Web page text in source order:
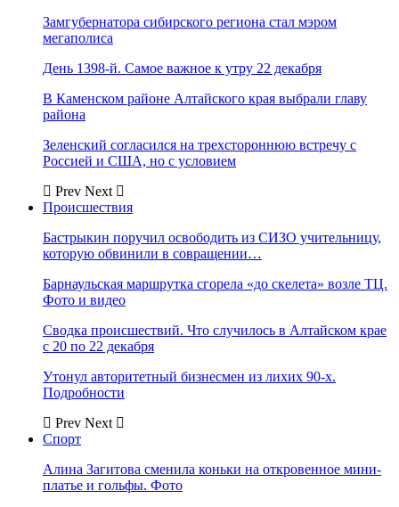
Замгубернатора сибирского региона стал мэром
мегаполиса
День 1398-й. Самое важное к утру 22 декабря
В Каменском районе Алтайского края выбрали главу
района
Зеленский согласился на трехстороннюю встречу с
Россией и США, но с условием
Prev Next
Происшествия
Бастрыкин поручил освободить из СИЗО учительницу,
которую обвинили в совращении…
Барнаульская маршрутка сгорела «до скелета» возле ТЦ.
Фото и видео
Сводка происшествий. Что случилось в Алтайском крае
с 20 по 22 декабря
Утонул авторитетный бизнесмен из лихих 90-х.
Подробности
Prev Next
Спорт
Алина Загитова сменила коньки на откровенное мини-
платье и гольфы. Фото